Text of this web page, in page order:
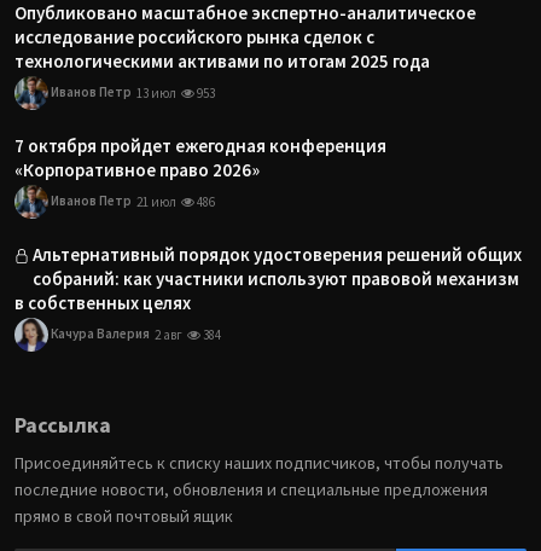
Опубликовано масштабное экспертно-аналитическое
исследование российского рынка сделок с
технологическими активами по итогам 2025 года
Иванов Петр 13 июл 953
7 октября пройдет ежегодная конференция
«Корпоративное право 2026»
Иванов Петр 21 июл 486
Альтернативный порядок удостоверения решений общих
собраний: как участники используют правовой механизм
в собственных целях
Качура Валерия 2 авг 384
Рассылка
Присоединяйтесь к списку наших подписчиков, чтобы получать
последние новости, обновления и специальные предложения
прямо в свой почтовый ящик